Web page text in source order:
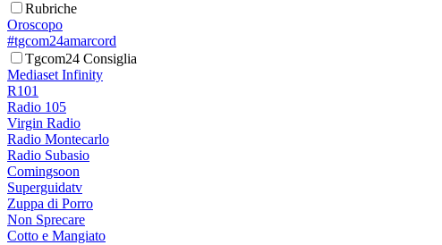
Rubriche
Oroscopo
#tgcom24amarcord
Tgcom24 Consiglia
Mediaset Infinity
R101
Radio 105
Virgin Radio
Radio Montecarlo
Radio Subasio
Comingsoon
Superguidatv
Zuppa di Porro
Non Sprecare
Cotto e Mangiato